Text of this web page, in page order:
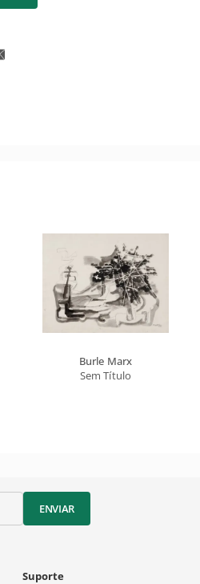
Burle Marx
Sem Título
ENVIAR
Suporte